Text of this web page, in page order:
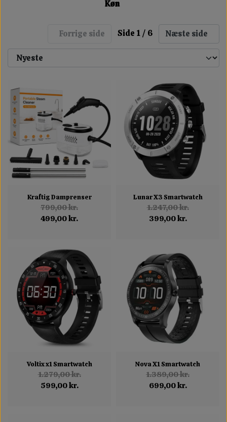
Køn
Forrige side Side 1 / 6 Næste side
Kraftig Damprenser
799,00 kr.
499,00 kr.
Lunar X3 Smartwatch
1.247,00 kr.
399,00 kr.
Voltix x1 Smartwatch
1.279,00 kr.
599,00 kr.
Nova X1 Smartwatch
1.389,00 kr.
699,00 kr.